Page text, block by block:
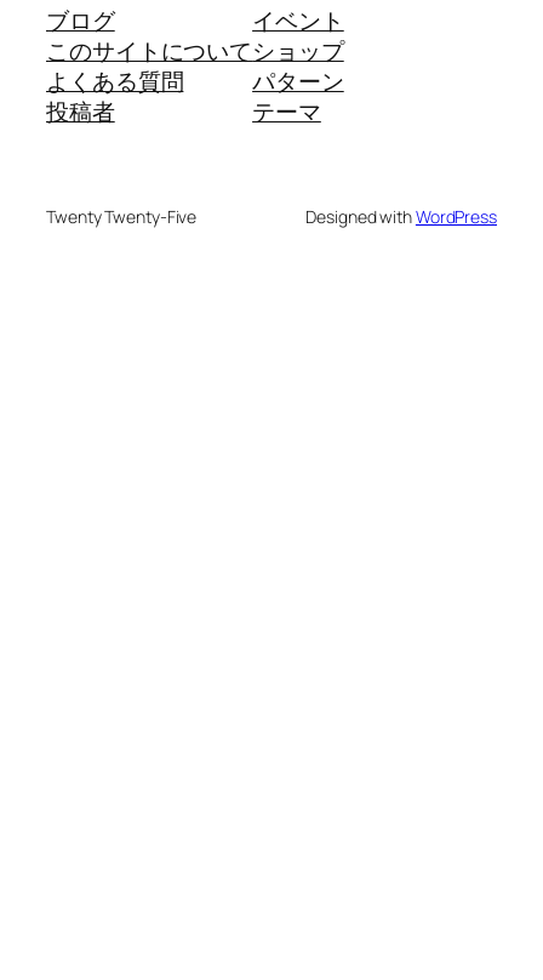
ブログ
このサイトについて
よくある質問
投稿者
イベント
ショップ
パターン
テーマ
Twenty Twenty-Five Designed withWordPress